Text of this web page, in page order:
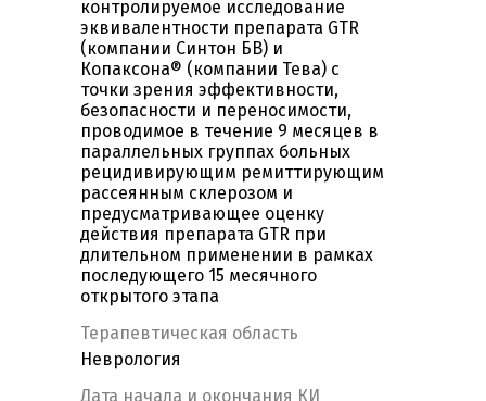
контролируемое исследование
эквивалентности препарата GTR
(компании Синтон БВ) и
Копаксона® (компании Тева) с
точки зрения эффективности,
безопасности и переносимости,
проводимое в течение 9 месяцев в
параллельных группах больных
рецидивирующим ремиттирующим
рассеянным склерозом и
предусматривающее оценку
действия препарата GTR при
длительном применении в рамках
последующего 15 месячного
открытого этапа
Терапевтическая область
Неврология
Дата начала и окончания КИ